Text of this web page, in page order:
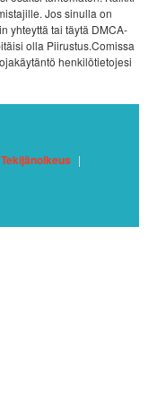
Jos sinulla on
yhteyttä tai täytä DMCA-
olla Piirustus.Comissa
henkilötietojesi
Tekijänoikeus |